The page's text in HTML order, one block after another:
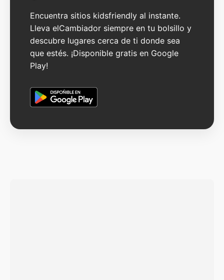
Encuentra sitios kidsfriendly al instante.
Lleva elCambiador siempre en tu bolsillo y
descubre lugares cerca de ti donde sea
que estés. ¡Disponible gratis en Google
Play!